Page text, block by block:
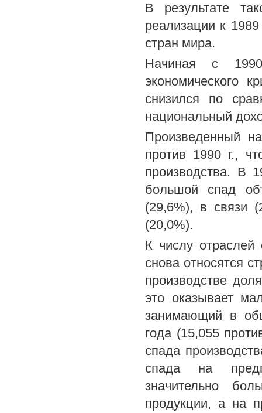
В результате
реализации к
стран мира.
Начиная с
экономического
снизился по
национальный
Произведенный
против 1990 г.,
производства. В
большой спад
(29,6%), в связи
(20,0%).
К числу
снова относятся
производстве
это оказывает
занимающий в
года (15,055
спада
спада на
значительно
продукции, а на